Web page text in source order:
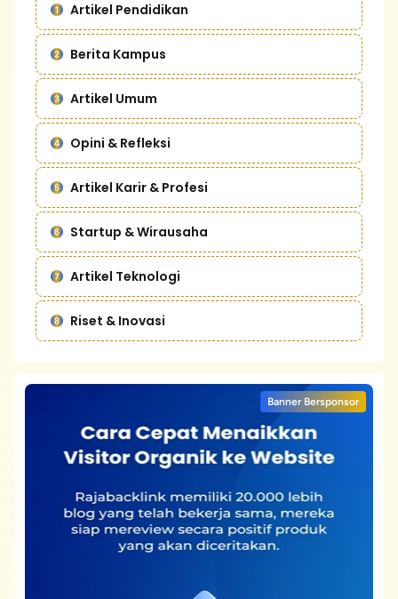
Artikel Pendidikan
Berita Kampus
Artikel Umum
Opini & Refleksi
Artikel Karir & Profesi
Startup & Wirausaha
Artikel Teknologi
Riset & Inovasi
Banner Bersponsor